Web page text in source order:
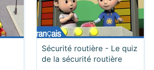
Sécurité routière - Le quiz
de la sécurité routière